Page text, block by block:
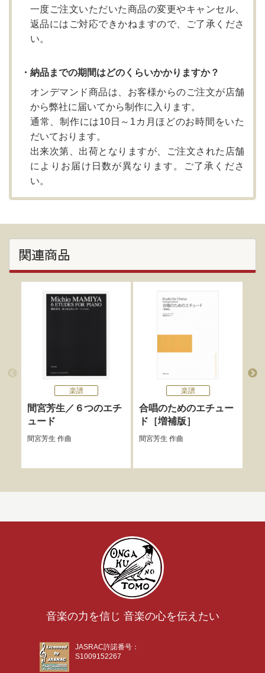
一度ご注文いただいた商品の変更やキャンセル、
返品にはご対応できかねますので、ご了承くださ
い。
・納品までの期間はどのくらいかかりますか？
オンデマンド商品は、お客様からのご注文が店舗
から弊社に届いてから制作に入ります。
通常、制作には10日～1カ月ほどのお時間をいた
だいております。
出来次第、出荷となりますが、ご注文された店舗
によりお届け日数が異なります。ご了承くださ
い。
関連商品
楽譜
間宮芳生／６つのエチ
ュード
間宮芳生 作曲
楽譜
合唱のためのエチュー
ド［増補版］
間宮芳生 作曲
音楽の力を信じ 音楽の心を伝えたい
JASRAC許諾番号：
S1009152267